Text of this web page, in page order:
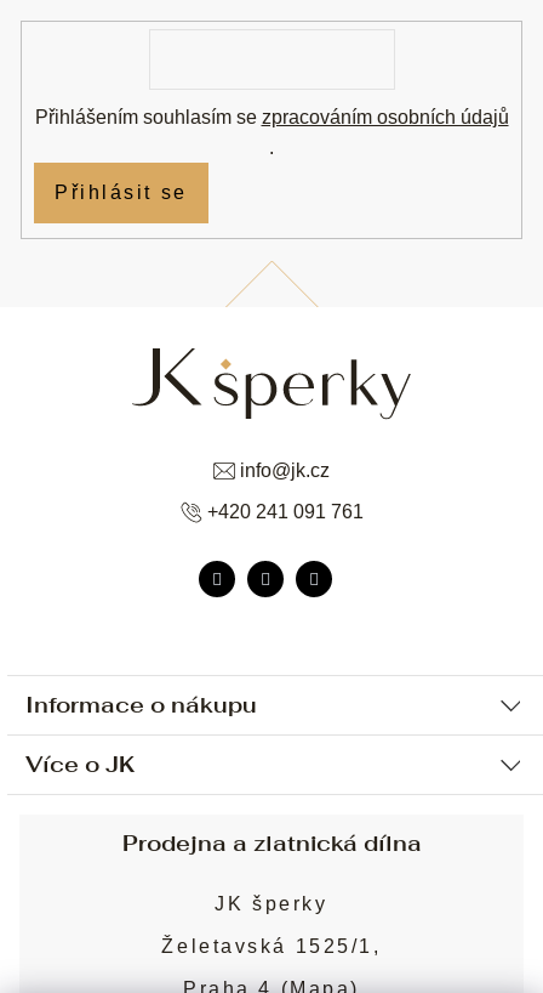
Informace o nákupu
Ochrana osobních údajů
Sjednání osobní schůzky
Obchodní podmínky
Puncovní značky
Více o JK
info@jk.cz
+420 241 091 761
Přihlášením souhlasím se zpracováním osobních údajů
.
Přihlásit se
Prodejna a zlatnická dílna
JK šperky
Želetavská 1525/1,